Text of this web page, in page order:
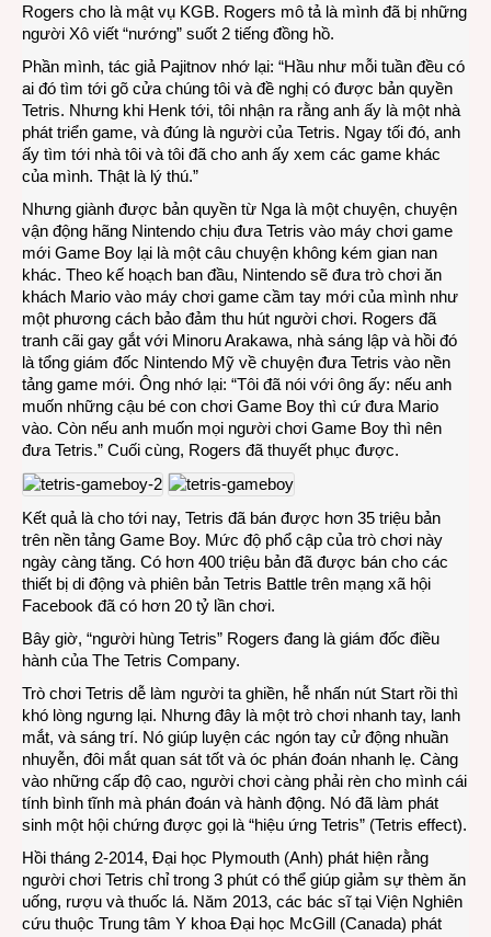
Rogers cho là mật vụ KGB. Rogers mô tả là mình đã bị những
người Xô viết “nướng” suốt 2 tiếng đồng hồ.
Phần mình, tác giả Pajitnov nhớ lại: “Hầu như mỗi tuần đều có
ai đó tìm tới gõ cửa chúng tôi và đề nghị có được bản quyền
Tetris. Nhưng khi Henk tới, tôi nhận ra rằng anh ấy là một nhà
phát triển game, và đúng là người của Tetris. Ngay tối đó, anh
ấy tìm tới nhà tôi và tôi đã cho anh ấy xem các game khác
của mình. Thật là lý thú.”
Nhưng giành được bản quyền từ Nga là một chuyện, chuyện
vận động hãng Nintendo chịu đưa Tetris vào máy chơi game
mới Game Boy lại là một câu chuyện không kém gian nan
khác. Theo kế hoạch ban đầu, Nintendo sẽ đưa trò chơi ăn
khách Mario vào máy chơi game cầm tay mới của mình như
một phương cách bảo đảm thu hút người chơi. Rogers đã
tranh cãi gay gắt với Minoru Arakawa, nhà sáng lập và hồi đó
là tổng giám đốc Nintendo Mỹ về chuyện đưa Tetris vào nền
tảng game mới. Ông nhớ lại: “Tôi đã nói với ông ấy: nếu anh
muốn những cậu bé con chơi Game Boy thì cứ đưa Mario
vào. Còn nếu anh muốn mọi người chơi Game Boy thì nên
đưa Tetris.” Cuối cùng, Rogers đã thuyết phục được.
Kết quả là cho tới nay, Tetris đã bán được hơn 35 triệu bản
trên nền tảng Game Boy. Mức độ phổ cập của trò chơi này
ngày càng tăng. Có hơn 400 triệu bản đã được bán cho các
thiết bị di động và phiên bản Tetris Battle trên mạng xã hội
Facebook đã có hơn 20 tỷ lần chơi.
Bây giờ, “người hùng Tetris” Rogers đang là giám đốc điều
hành của The Tetris Company.
Trò chơi Tetris dễ làm người ta ghiền, hễ nhấn nút Start rồi thì
khó lòng ngưng lại. Nhưng đây là một trò chơi nhanh tay, lanh
mắt, và sáng trí. Nó giúp luyện các ngón tay cử động nhuần
nhuyễn, đôi mắt quan sát tốt và óc phán đoán nhanh lẹ. Càng
vào những cấp độ cao, người chơi càng phải rèn cho mình cái
tính bình tĩnh mà phán đoán và hành động. Nó đã làm phát
sinh một hội chứng được gọi là “hiệu ứng Tetris” (Tetris effect).
Hồi tháng 2-2014, Đại học Plymouth (Anh) phát hiện rằng
người chơi Tetris chỉ trong 3 phút có thể giúp giảm sự thèm ăn
uống, rượu và thuốc lá. Năm 2013, các bác sĩ tại Viện Nghiên
cứu thuộc Trung tâm Y khoa Đại học McGill (Canada) phát